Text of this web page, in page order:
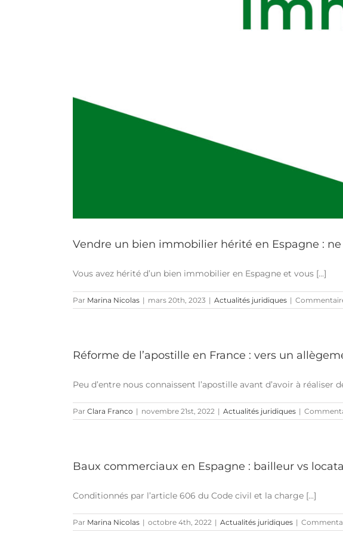
Vendre un bien immobilier hérité en Espagne :
Vous avez hérité d’un bien immobilier en Espagne et vous [...]
Par Marina Nicolas | mars 20th, 2023 | Actualités juridiques |
Réforme de l’apostille en France : vers un
Peu d’entre nous connaissent l’apostille avant d’avoir à réaliser
Par Clara Franco | novembre 21st, 2022 | Actualités juridiques |
Baux commerciaux en Espagne : bailleur vs
Conditionnés par l’article 606 du Code civil et la charge [...]
Par Marina Nicolas | octobre 4th, 2022 | Actualités juridiques |